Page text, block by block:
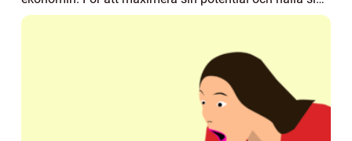
konkurrenskraftiga behöver...